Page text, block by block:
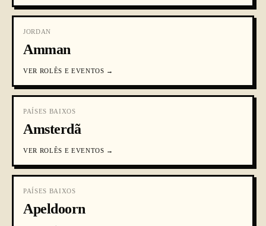
JORDAN
Amman
VER ROLÊS E EVENTOS →
PAÍSES BAIXOS
Amsterdã
VER ROLÊS E EVENTOS →
PAÍSES BAIXOS
Apeldoorn